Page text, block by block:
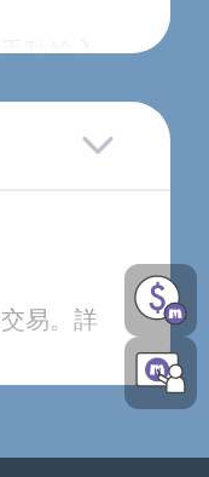
動輸入
。
易。詳